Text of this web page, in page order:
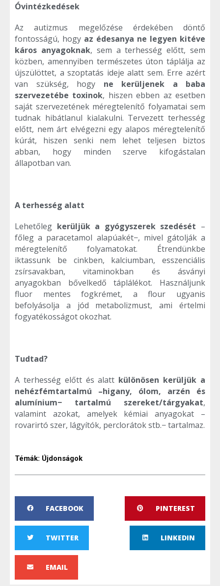
Óvintézkedések
Az autizmus megelőzése érdekében döntő
fontosságú, hogy az édesanya ne legyen kitéve
káros anyagoknak, sem a terhesség előtt, sem
közben, amennyiben természetes úton táplálja az
újszülöttet, a szoptatás ideje alatt sem. Erre azért
van szükség, hogy ne kerüljenek a baba
szervezetébe toxinok, hiszen ebben az esetben
saját szervezetének méregtelenítő folyamatai sem
tudnak hibátlanul kialakulni. Tervezett terhesség
előtt, nem árt elvégezni egy alapos méregtelenítő
kúrát, hiszen senki nem lehet teljesen biztos
abban, hogy minden szerve kifogástalan
állapotban van.
A terhesség alatt
Lehetőleg kerüljük a gyógyszerek szedését –
főleg a paracetamol alapúakét−, mivel gátolják a
méregtelenítő folyamatokat. Étrendünkbe
iktassunk be cinkben, kalciumban, esszenciális
zsírsavakban, vitaminokban és ásványi
anyagokban bővelkedő táplálékot. Használjunk
fluor mentes fogkrémet, a flour ugyanis
befolyásolja a jód metabolizmust, ami értelmi
fogyatékosságot okozhat.
Tudtad?
A terhesség előtt és alatt különösen kerüljük a
nehézfémtartalmú –higany, ólom, arzén és
alumínium− tartalmú szereket/tárgyakat,
valamint azokat, amelyek kémiai anyagokat –
rovarirtó szer, lágyítók, perclorátok stb.− tartalmaz.
Témák: Újdonságok
FACEBOOK PINTEREST
TWITTER LINKEDIN
EMAIL